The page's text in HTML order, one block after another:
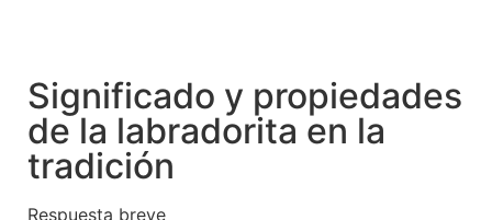
Significado y propiedades
de la labradorita en la
tradición
Respuesta breve